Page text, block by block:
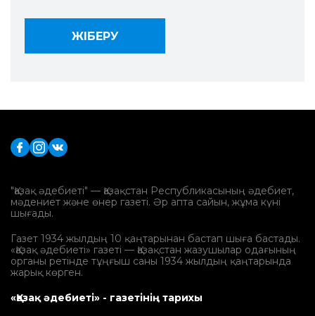
"Қазақ әдебиеті" — Қазақстан Республикасының әдебиет,
мәдениет және өнер газеті. Әр апта сайын, жұма күні
шығады.
Газет 1934 жылдың 10 қаңтарынан бастап шыға бастады.
«Қазақ әдебиеті» газеті — Қазақстан жазушылар одағының
органы ретінде тұңғыш саны 1934 жылдың қаңтарында
жарық көрген.
«Қазақ әдебиеті» - газетінің тарихы